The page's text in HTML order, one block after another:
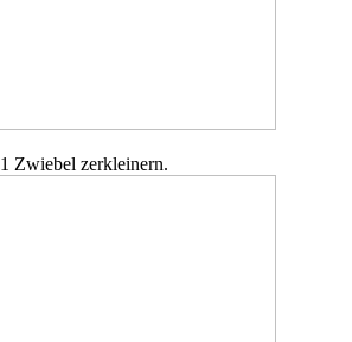
1 Zwiebel zerkleinern.